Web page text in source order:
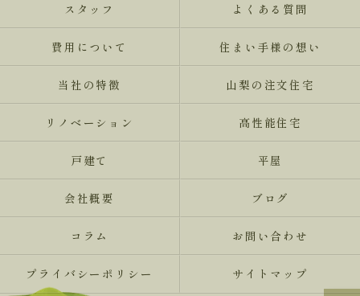
スタッフ よくある質問
費用について 住まい手様の想い
当社の特徴 山梨の注文住宅
リノベーション 高性能住宅
戸建て 平屋
会社概要 ブログ
コラム お問い合わせ
プライバシーポリシー サイトマップ